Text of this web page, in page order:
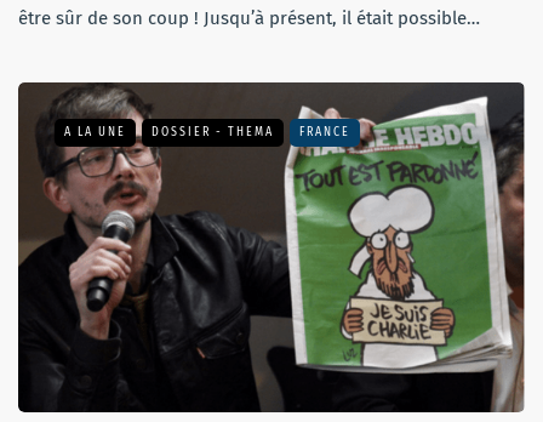
être sûr de son coup ! Jusqu’à présent, il était possible…
A LA UNE DOSSIER - THEMA FRANCE